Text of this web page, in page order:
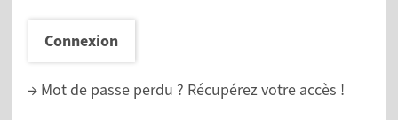
Connexion
→ Mot de passe perdu ? Récupérez votre accès !